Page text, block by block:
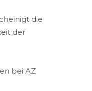
die
der
bei AZ